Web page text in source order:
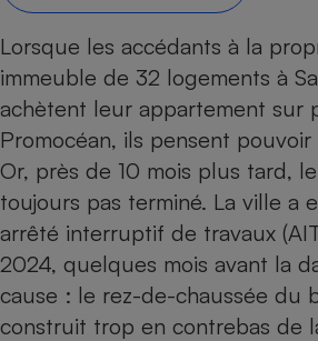
Lorsque les accédants à la
immeuble de 32 logements à
achètent leur appartement sur
Promocéan, ils pensent
Or, près de 10 mois plus tard,
toujours pas terminé. La ville a
arrêté interruptif de travaux
2024, quelques mois avant la
cause : le rez-de-chaussée du
construit trop en contrebas de